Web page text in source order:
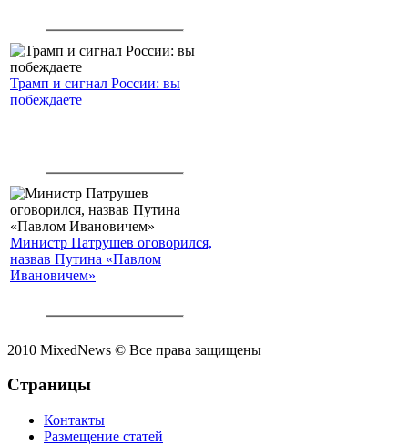
Трамп и сигнал России: вы
побеждаете
Министр Патрушев оговорился,
назвав Путина «Павлом
Ивановичем»
2010 MixedNews © Все права защищены
Страницы
Контакты
Размещение статей